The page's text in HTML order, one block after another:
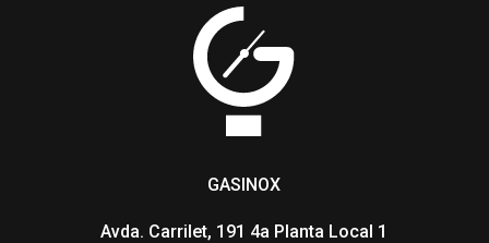
GASINOX
Avda. Carrilet, 191 4a Planta Local 1